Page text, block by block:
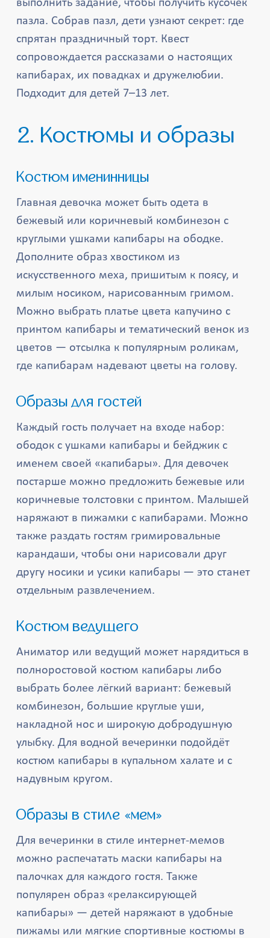
выполнить задание, чтобы получить кусочек
пазла. Собрав пазл, дети узнают секрет: где
спрятан праздничный торт. Квест
сопровождается рассказами о настоящих
капибарах, их повадках и дружелюбии.
Подходит для детей 7–13 лет.
2. Костюмы и образы
Костюм именинницы
Главная девочка может быть одета в
бежевый или коричневый комбинезон с
круглыми ушками капибары на ободке.
Дополните образ хвостиком из
искусственного меха, пришитым к поясу, и
милым носиком, нарисованным гримом.
Можно выбрать платье цвета капучино с
принтом капибары и тематический венок из
цветов — отсылка к популярным роликам,
где капибарам надевают цветы на голову.
Образы для гостей
Каждый гость получает на входе набор:
ободок с ушками капибары и бейджик с
именем своей «капибары». Для девочек
постарше можно предложить бежевые или
коричневые толстовки с принтом. Малышей
наряжают в пижамки с капибарами. Можно
также раздать гостям гримировальные
карандаши, чтобы они нарисовали друг
другу носики и усики капибары — это станет
отдельным развлечением.
Костюм ведущего
Аниматор или ведущий может нарядиться в
полноростовой костюм капибары либо
выбрать более лёгкий вариант: бежевый
комбинезон, большие круглые уши,
накладной нос и широкую добродушную
улыбку. Для водной вечеринки подойдёт
костюм капибары в купальном халате и с
надувным кругом.
Образы в стиле «мем»
Для вечеринки в стиле интернет-мемов
можно распечатать маски капибары на
палочках для каждого гостя. Также
популярен образ «релаксирующей
капибары» — детей наряжают в удобные
пижамы или мягкие спортивные костюмы в